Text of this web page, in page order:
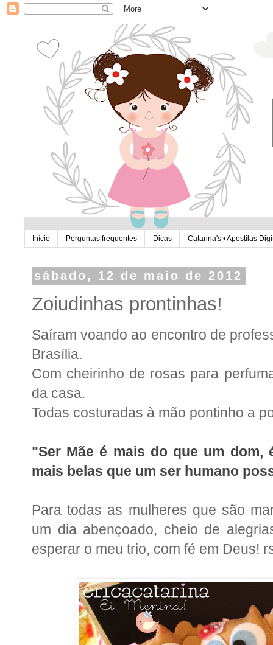
Início Perguntas frequentes Dicas Catarina's • Apostilas
sábado, 12 de maio de 2012
Zoiudinhas prontinhas!
Saíram voando ao encontro de
Brasília.
Com cheirinho de rosas para
da casa.
Todas costuradas à mão pontinho a
"Ser Mãe é mais do que um
mais belas que um ser humano
Para todas as mulheres que são
um dia abençoado, cheio de
esperar o meu trio, com fé em Deus!